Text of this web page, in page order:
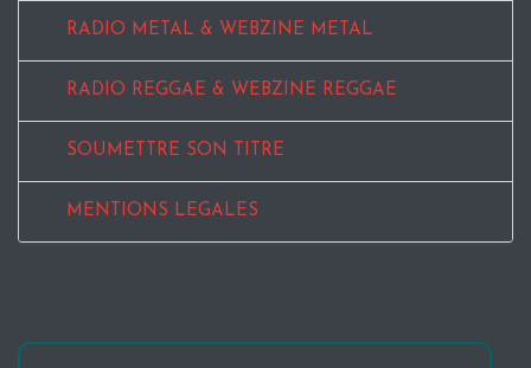
RADIO METAL & WEBZINE METAL
RADIO REGGAE & WEBZINE REGGAE
SOUMETTRE SON TITRE
MENTIONS LEGALES